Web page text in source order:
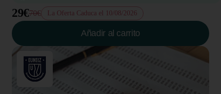
29€70€ La Oferta Caduca el 10/08/2026
Añadir al carrito